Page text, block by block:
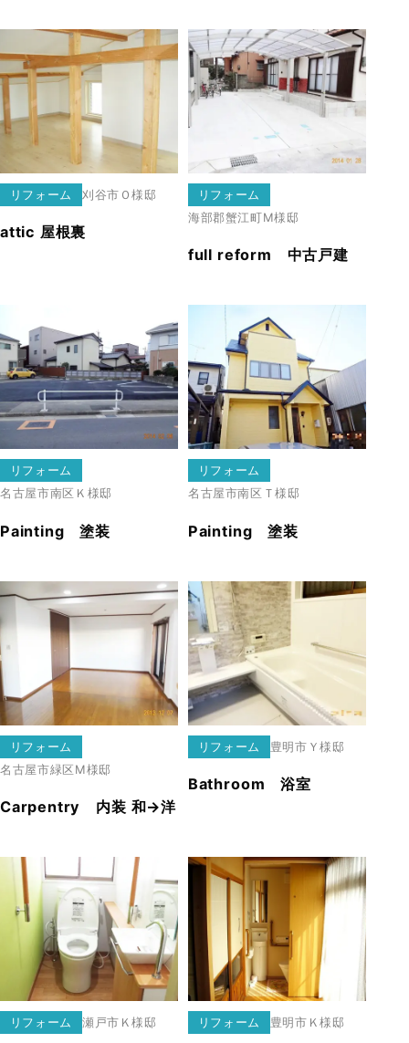
リフォーム 刈谷市 Ｏ様邸
attic 屋根裏
リフォーム
海部郡蟹江町Ⅿ様邸
full reform 中古戸建
リフォーム
名古屋市南区 Ｋ様邸
Painting 塗装
リフォーム
名古屋市南区 Ｔ様邸
Painting 塗装
リフォーム
名古屋市緑区Ⅿ様邸
Carpentry 内装 和→洋
リフォーム 豊明市 Ｙ様邸
Bathroom 浴室
リフォーム 瀬戸市 Ｋ様邸 リフォーム 豊明市 Ｋ様邸